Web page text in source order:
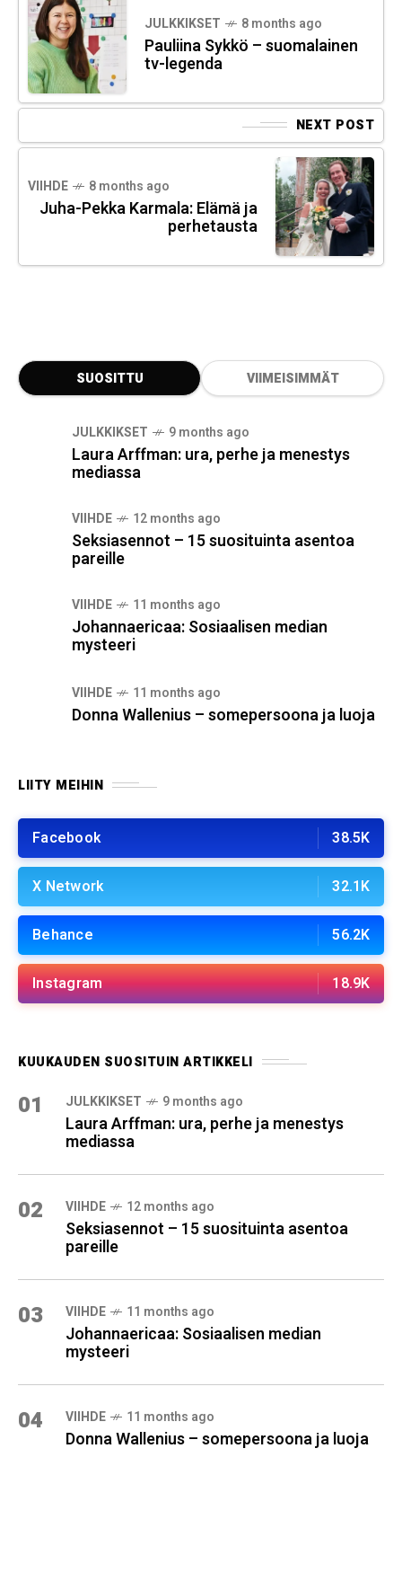
JULKKIKSET 8 months ago
Pauliina Sykkö – suomalainen
tv-legenda
NEXT POST
VIIHDE 8 months ago
Juha-Pekka Karmala: Elämä ja
perhetausta
SUOSITTU VIIMEISIMMÄT
JULKKIKSET 9 months ago
Laura Arffman: ura, perhe ja menestys
mediassa
VIIHDE 12 months ago
Seksiasennot – 15 suosituinta asentoa
pareille
VIIHDE 11 months ago
Johannaericaa: Sosiaalisen median
mysteeri
VIIHDE 11 months ago
Donna Wallenius – somepersoona ja luoja
LIITY MEIHIN
Facebook 38.5K
X Network 32.1K
Behance 56.2K
Instagram 18.9K
KUUKAUDEN SUOSITUIN ARTIKKELI
01 JULKKIKSET 9 months ago
Laura Arffman: ura, perhe ja menestys
mediassa
02 VIIHDE 12 months ago
Seksiasennot – 15 suosituinta asentoa
pareille
03 VIIHDE 11 months ago
Johannaericaa: Sosiaalisen median
mysteeri
04 VIIHDE 11 months ago
Donna Wallenius – somepersoona ja luoja